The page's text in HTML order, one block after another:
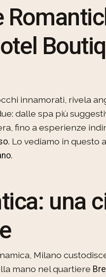
innamorati, rivela
dalle spa più
fino a esperienze
Lo vediamo in questo
una
Milano
mano nel quartiere